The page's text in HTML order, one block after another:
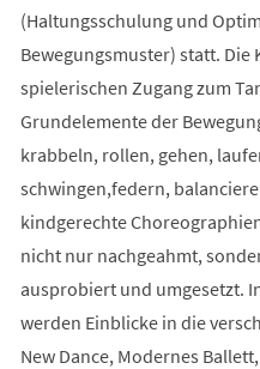
(Haltungsschulung und
Bewegungsmuster) statt.
spielerischen Zugang zum
Grundelemente der
krabbeln, rollen, gehen,
schwingen,federn,
kindgerechte
nicht nur nachgeahmt,
ausprobiert und umgesetzt.
werden Einblicke in die
New Dance, Modernes